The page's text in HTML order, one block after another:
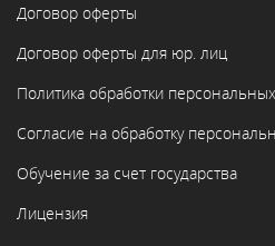
Договор оферты
Договор оферты для юр. лиц
Политика обработки
Согласие на обработку
Обучение за счет государства
Лицензия